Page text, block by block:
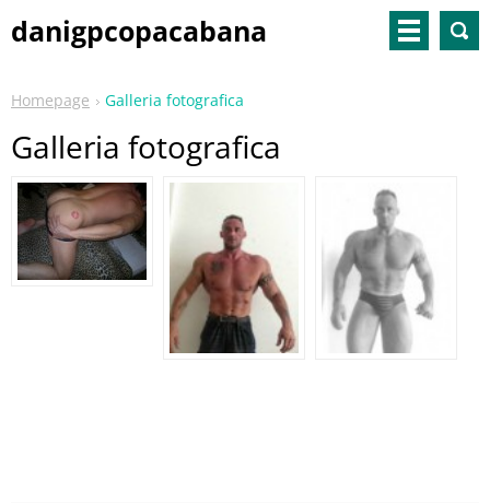
danigpcopacabana
Homepage Galleria fotografica
Galleria fotografica